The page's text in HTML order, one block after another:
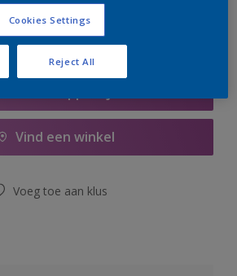
Vind een winkel
Voeg toe aan klus
Cookies Settings
Reject All